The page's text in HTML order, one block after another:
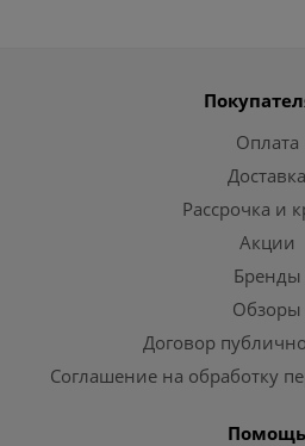
Оплата
Доставка
Рассрочка и
Акции
Бренды
Обзоры
Договор
Соглашение на обработку
Помощь